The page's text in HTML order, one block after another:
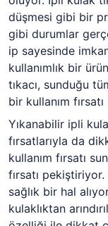
düşmesi gibi bir
gibi durumlar
ip sayesinde
kullanımlık bir
tıkacı, sunduğu
bir kullanım
Yıkanabilir ipli
fırsatlarıyla da
kullanım fırsatı
fırsatı
sağlık bir hal
kulaklıktan